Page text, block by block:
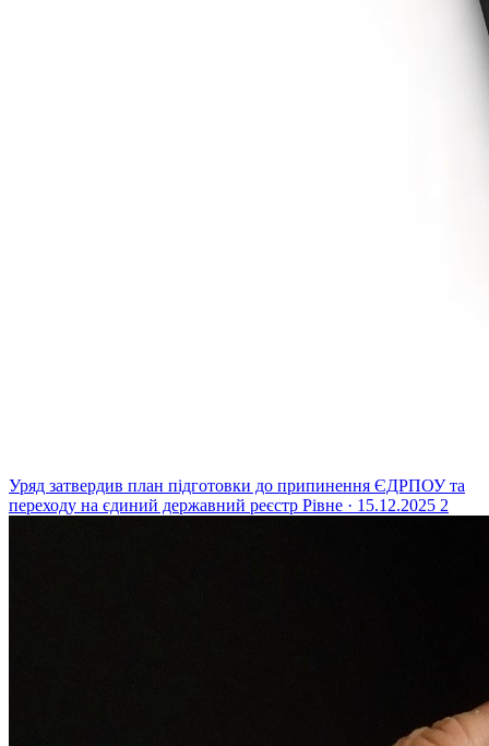
Уряд затвердив план підготовки до припинення ЄДРПОУ та
переходу на єдиний державний реєстр Рівне · 15.12.2025 2